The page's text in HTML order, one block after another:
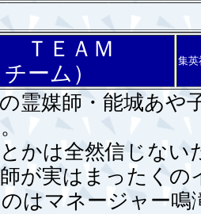
ＴＥＡＭ
チーム）
集英
霊媒師・能城あや
かは全然信じない
が実はまったく
はマネージャー鳴